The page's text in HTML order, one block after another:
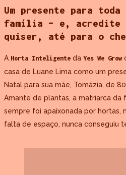
Um presente para toda
família – e, acredite
quiser, até para o
A Horta Inteligente da Yes We Grow
casa de Luane Lima como um
Natal para sua mãe, Tomázia, de
Amante de plantas, a matriarca da
sempre foi apaixonada por hortas,
falta de espaço, nunca conseguiu